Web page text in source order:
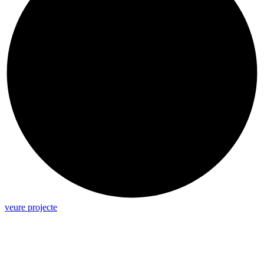
veure projecte